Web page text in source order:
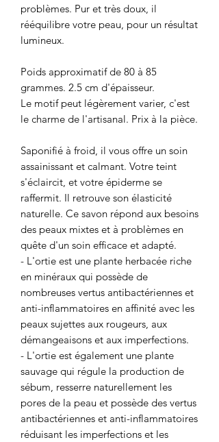
problèmes. Pur et très doux, il
rééquilibre votre peau, pour un résultat
lumineux.
Poids approximatif de 80 à 85
grammes. 2.5 cm d'épaisseur.
Le motif peut légèrement varier, c'est
le charme de l'artisanal. Prix à la pièce.
Saponifié à froid, il vous offre un soin
assainissant et calmant. Votre teint
s'éclaircit, et votre épiderme se
raffermit. Il retrouve son élasticité
naturelle. Ce savon répond aux besoins
des peaux mixtes et à problèmes en
quête d'un soin efficace et adapté.
- L'ortie est une plante herbacée riche
en minéraux qui possède de
nombreuses vertus antibactériennes et
anti-inflammatoires en affinité avec les
peaux sujettes aux rougeurs, aux
démangeaisons et aux imperfections.
- L'ortie est également une plante
sauvage qui régule la production de
sébum, resserre naturellement les
pores de la peau et possède des vertus
antibactériennes et anti-inflammatoires
réduisant les imperfections et les